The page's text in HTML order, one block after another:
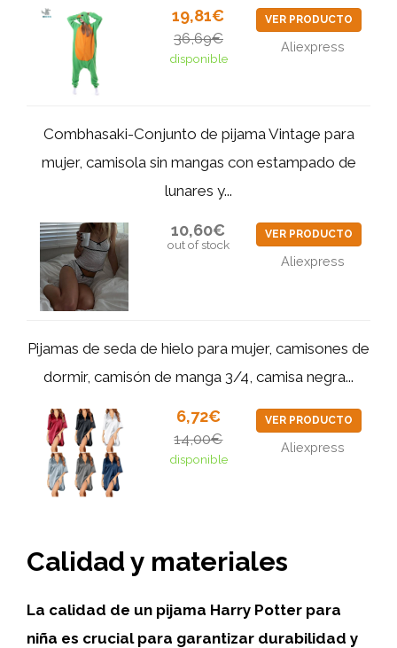
19,81€
36,69€
disponible
VER PRODUCTO
Aliexpress
Combhasaki-Conjunto de pijama Vintage para
mujer, camisola sin mangas con estampado de
lunares y...
10,60€
out of stock
VER PRODUCTO
Aliexpress
Pijamas de seda de hielo para mujer, camisones de
dormir, camisón de manga 3/4, camisa negra...
6,72€
14,00€
disponible
VER PRODUCTO
Aliexpress
Calidad y materiales
La calidad de un pijama Harry Potter para
niña es crucial para garantizar durabilidad y